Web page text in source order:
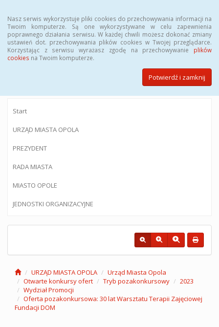
Nasz serwis wykorzystuje pliki cookies do przechowywania informacji na
Twoim komputerze. Są one wykorzystywane w celu zapewnienia
poprawnego działania serwisu. W każdej chwili możesz dokonać zmiany
ustawień dot. przechowywania plików cookies w Twojej przeglądarce.
Korzystając z serwisu wyrażasz zgodę na przechowywanie plików
cookies na Twoim komputerze.
Potwierdź i zamknij
BIULETYN INFORMACJI PUBLICZNEJ
Urzędu Miasta Opola
Start
URZĄD MIASTA OPOLA
PREZYDENT
RADA MIASTA
MIASTO OPOLE
JEDNOSTKI ORGANIZACYJNE
URZĄD MIASTA OPOLA
Urząd Miasta Opola
Otwarte konkursy ofert
Tryb pozakonkursowy
2023
Wydział Promocji
Oferta pozakonkursowa: 30 lat Warsztatu Terapii Zajęciowej
Fundacji DOM